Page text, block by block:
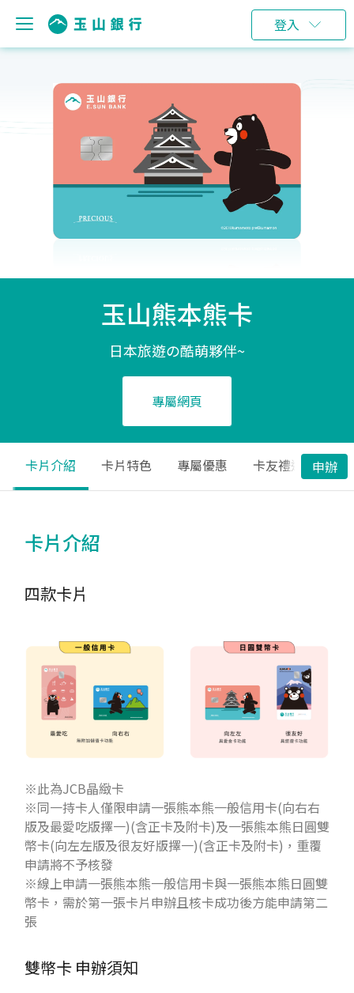
登入
玉山熊本熊卡
日本旅遊の酷萌夥伴~
專屬網頁
卡片介紹 卡片特色 專屬優惠 卡友禮遇服務
申辦
卡片介紹
四款卡片
※此為JCB晶緻卡
※同一持卡人僅限申請一張熊本熊一般信用卡(向右右
版及最愛吃版擇一)(含正卡及附卡)及一張熊本熊日圓雙
幣卡(向左左版及很友好版擇一)(含正卡及附卡)，重覆
申請將不予核發
※線上申請一張熊本熊一般信用卡與一張熊本熊日圓雙
幣卡，需於第一張卡片申辦且核卡成功後方能申請第二
張
雙幣卡 申辦須知